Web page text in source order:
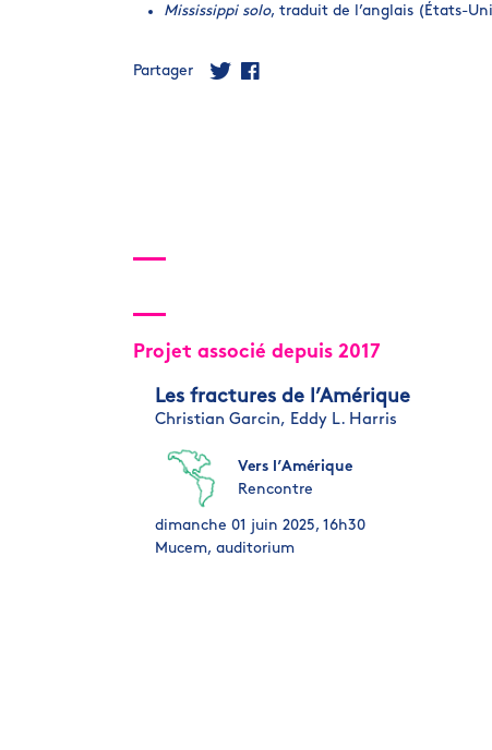
Mississippi solo, traduit de l’anglais (États-
Partager
Projet associé depuis 2017
Les fractures de l’Amérique
Christian Garcin, Eddy L. Harris
Vers l’Amérique
Rencontre
dimanche 01 juin 2025, 16h30
Mucem, auditorium